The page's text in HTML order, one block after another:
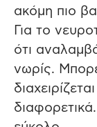
ακόμη πιο
Για το
ότι
νωρίς.